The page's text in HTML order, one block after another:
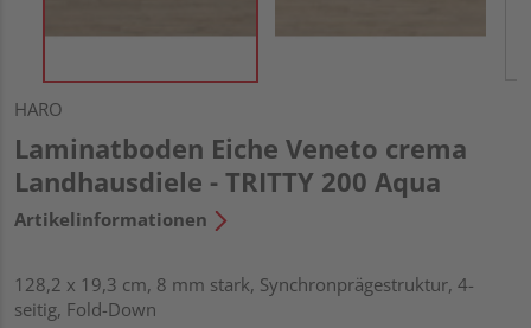
HARO
Laminatboden Eiche Veneto crema
Landhausdiele - TRITTY 200 Aqua
Artikelinformationen
128,2 x 19,3 cm, 8 mm stark, Synchronprägestruktur, 4-
seitig, Fold-Down